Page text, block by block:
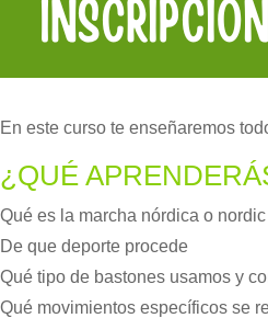
En este curso te enseñaremos
¿QUÉ
Qué es la marcha nórdica o
De que deporte procede
Qué tipo de bastones usamos y
Qué movimientos específicos se